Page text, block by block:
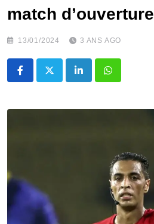
match d’ouverture
13/01/2024 3 ANS AGO
LinkedInWhatsapp